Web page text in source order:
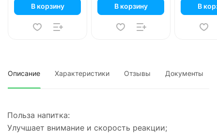
В корзину В корзину В
Описание Характеристики Отзывы Документы
Польза напитка:
Улучшает внимание и скорость реакции;